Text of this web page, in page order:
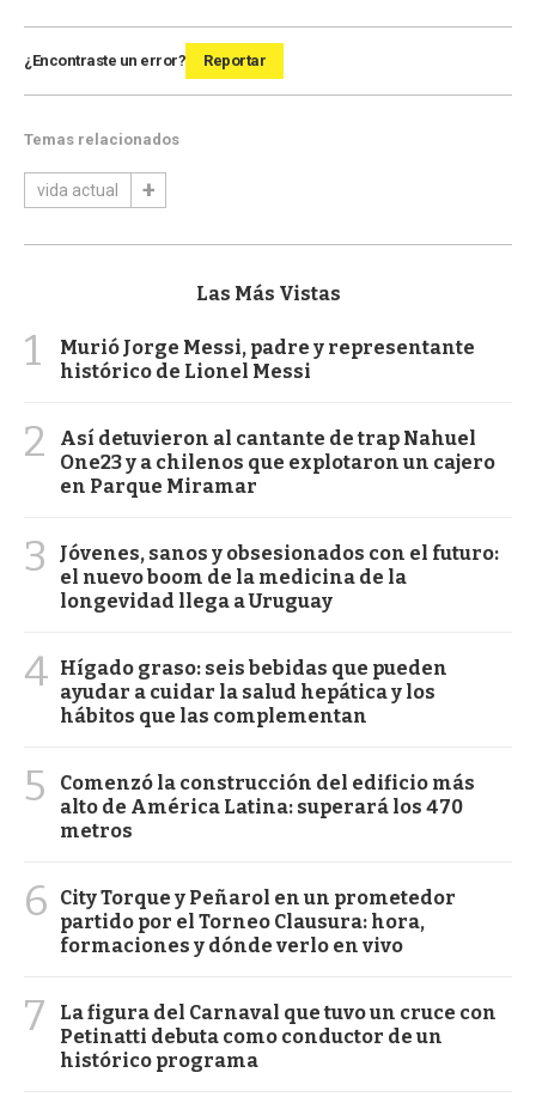
¿Encontraste un error? Reportar
Temas relacionados
vida actual
Las Más Vistas
1
Murió Jorge Messi, padre y representante
histórico de Lionel Messi
2
Así detuvieron al cantante de trap Nahuel
One23 y a chilenos que explotaron un cajero
en Parque Miramar
3
Jóvenes, sanos y obsesionados con el futuro:
el nuevo boom de la medicina de la
longevidad llega a Uruguay
4 Hígado graso: seis bebidas que pueden
ayudar a cuidar la salud hepática y los
hábitos que las complementan
5
Comenzó la construcción del edificio más
alto de América Latina: superará los 470
metros
6
City Torque y Peñarol en un prometedor
partido por el Torneo Clausura: hora,
formaciones y dónde verlo en vivo
7
La figura del Carnaval que tuvo un cruce con
Petinatti debuta como conductor de un
histórico programa